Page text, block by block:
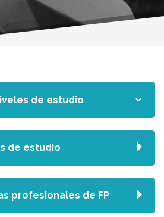
de estudio
profesionales de FP